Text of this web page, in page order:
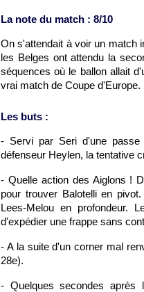
La note du match : 8/10
On s'attendait à voir un match
les Belges ont attendu la
séquences où le ballon allait
vrai match de Coupe d'Europe.
Les buts :
- Servi par Seri d'une
défenseur Heylen, la tentative
- Quelle action des Aiglons !
pour trouver Balotelli en
Lees-Melou en profondeur.
d'expédier une frappe sans
- A la suite d'un corner mal
28e).
- Quelques secondes après